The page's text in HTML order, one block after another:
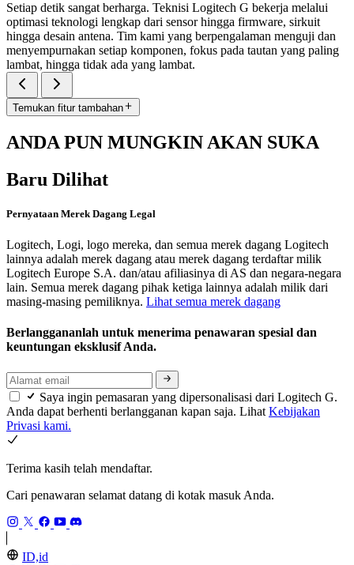
Setiap detik sangat berharga. Teknisi Logitech G bekerja melalui
optimasi teknologi lengkap dari sensor hingga firmware, sirkuit
hingga desain antena. Tim kami yang berpengalaman menguji dan
menyempurnakan setiap komponen, fokus pada tautan yang paling
lambat, hingga tidak ada yang lambat.
Temukan fitur tambahan
ANDA PUN MUNGKIN AKAN SUKA
Baru Dilihat
Pernyataan Merek Dagang Legal
Logitech, Logi, logo mereka, dan semua merek dagang Logitech
lainnya adalah merek dagang atau merek dagang terdaftar milik
Logitech Europe S.A. dan/atau afiliasinya di AS dan negara-negara
lain. Semua merek dagang pihak ketiga lainnya adalah milik dari
masing-masing pemiliknya. Lihat semua merek dagang
Berlanggananlah untuk menerima penawaran spesial dan
keuntungan eksklusif Anda.
Saya ingin pemasaran yang dipersonalisasi dari Logitech G.
Anda dapat berhenti berlangganan kapan saja. Lihat Kebijakan
Privasi kami.
Terima kasih telah mendaftar.
Cari penawaran selamat datang di kotak masuk Anda.
ID,id